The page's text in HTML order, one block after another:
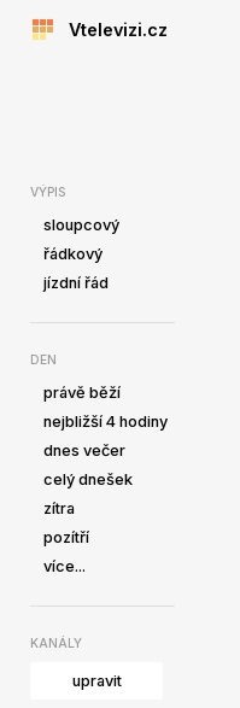
Vtelevizi.cz
VÝPIS
sloupcový
řádkový
jízdní řád
DEN
právě běží
nejbližší 4 hodiny
dnes večer
celý dnešek
zítra
pozítří
více...
KANÁLY
upravit